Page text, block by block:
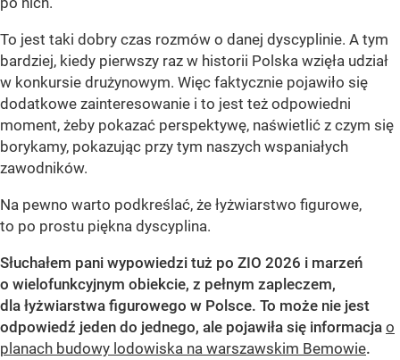
To jest taki dobry czas rozmów o danej dyscyplinie. A tym
bardziej, kiedy pierwszy raz w historii Polska wzięła udział
w konkursie drużynowym. Więc faktycznie pojawiło się
dodatkowe zainteresowanie i to jest też odpowiedni
moment, żeby pokazać perspektywę, naświetlić z czym się
borykamy, pokazując przy tym naszych wspaniałych
zawodników.
Na pewno warto podkreślać, że łyżwiarstwo figurowe,
to po prostu piękna dyscyplina.
Słuchałem pani wypowiedzi tuż po ZIO 2026 i marzeń
o wielofunkcyjnym obiekcie, z pełnym zapleczem,
dla łyżwiarstwa figurowego w Polsce. To może nie jest
odpowiedź jeden do jednego, ale pojawiła się informacja o
planach budowy lodowiska na warszawskim Bemowie.